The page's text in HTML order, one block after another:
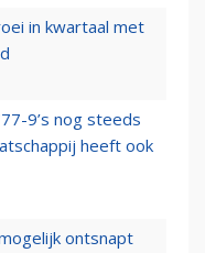
in kwartaal met
9’s nog steeds
heeft ook
ontsnapt